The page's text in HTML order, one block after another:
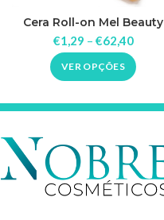
Cera Roll-on Mel Beauty
Image
€1,29 – €62,40
VER OPÇÕES